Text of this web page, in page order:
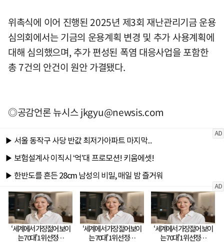
위촉식에 이어 진행된 2025년 제3회 재난관리기금 운용
심의회에서는 기금의 운용계획 변경 및 추가 사용계획에
대해 심의했으며, 추가 편성된 폭염 대응사업을 포함한
총 7건의 안건이 원안 가결됐다.
◎공감언론 뉴시스jkgyu@newsis.com